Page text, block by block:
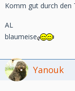
Komm gut durch den
AL
blaumeise
Yanouk